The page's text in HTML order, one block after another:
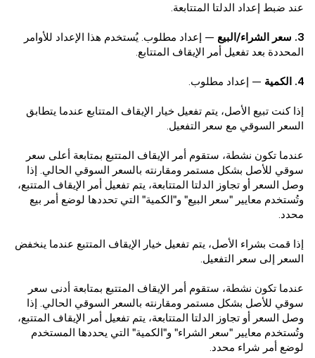
عند ضبط إعداد الدلتا المتتابعة.
3. سعر الشراء/البيع
— إعداد مطلوب. يُستخدم هذا الإعداد للأوامر
المحددة بعد تفعيل أمر الإيقاف المتتابع.
4. الكمية — إعداد مطلوب.
إذا كنت تبيع الأصل، يتم تفعيل خيار الإيقاف المتتابع عندما يتطابق
السعر السوقي مع سعر التفعيل.
عندما تكون نشطة، ستقوم أمر الإيقاف المتتبع بمتابعة أعلى سعر
سوقي للأصل بشكل مستمر ومقارنته بالسعر السوقي الحالي. إذا
وصل السعر أو تجاوز الدلتا المتتابعة، يتم تفعيل أمر الإيقاف المتتبع،
وتُستخدم معايير "سعر البيع" و"الكمية" التي تحددها لوضع أمر بيع
محدد.
إذا قمت بشراء الأصل، يتم تفعيل خيار الإيقاف المتتبع عندما ينخفض
السعر إلى سعر التفعيل.
عندما تكون نشطة، ستقوم أمر الإيقاف المتتبع بمتابعة أدنى سعر
سوقي للأصل بشكل مستمر ومقارنته بالسعر السوقي الحالي. إذا
وصل السعر أو تجاوز الدلتا المتتابعة، يتم تفعيل أمر الإيقاف المتتبع،
وتُستخدم معايير "سعر الشراء" و"الكمية" التي يحددها المستخدم
لوضع أمر شراء محدد.